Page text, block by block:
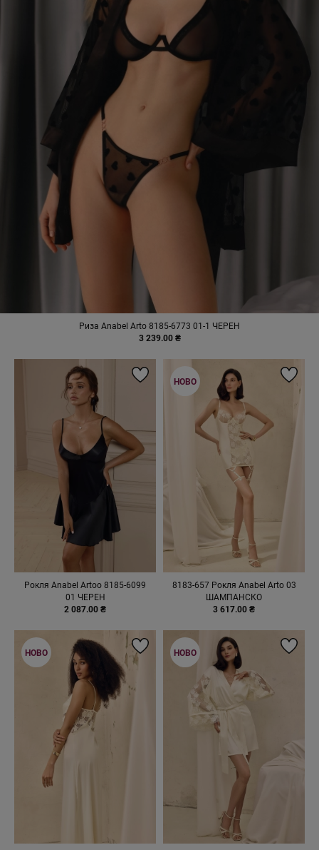
Риза Anabel Arto 8185-6773 01-1 ЧЕРЕН
3 239.00 ₴
Рокля Anabel Artoo 8185-6099
01 ЧЕРЕН
2 087.00 ₴
8183-657 Рокля Anabel Arto 03
ШАМПАНСКО
3 617.00 ₴
НОВО
НОВО НОВО